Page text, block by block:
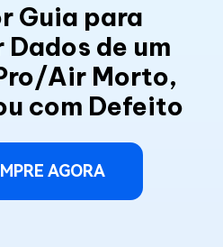
Guia para
de um
Air Morto,
com Defeito
AGORA